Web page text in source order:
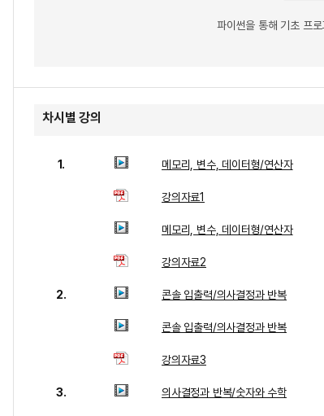
파이썬을 통해 기초 프
차시별 강의
1. 메모리, 변수, 데이터형/연산자
강의자료1
메모리, 변수, 데이터형/연산자
강의자료2
2. 콘솔 입출력/의사결정과 반복
콘솔 입출력/의사결정과 반복
강의자료3
3. 의사결정과 반복/숫자와 수학